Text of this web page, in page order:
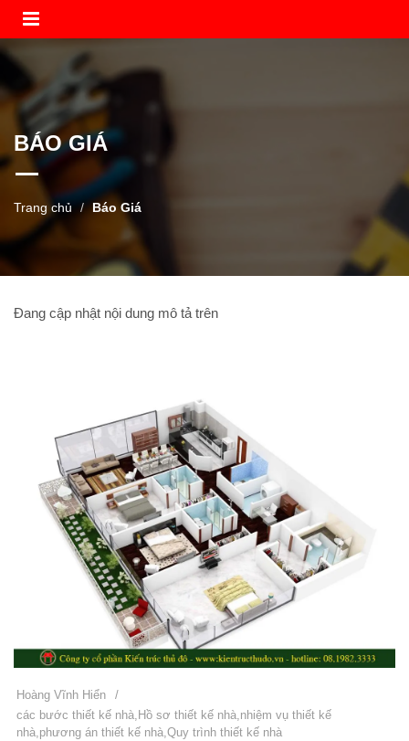
BÁO GIÁ
Trang chủ Báo Giá
Đang cập nhật nội dung mô tả trên
Hoàng Vĩnh Hiển
/
các bước thiết kế nhà Hồ sơ thiết kế nhà nhiệm vụ thiết kế
nhà phương án thiết kế nhà Quy trình thiết kế nhà